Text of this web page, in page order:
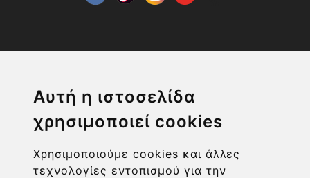
Αυτή η ιστοσελίδα
χρησιμοποιεί cookies
Χρησιμοποιούμε cookies και άλλες
τεχνολογίες εντοπισμού για την
ΧΡΗΣΙΜΑ LINKS
ΠΛΗΡΟΦΟΡΙΕΣ ΧΡΗΣΤΗ